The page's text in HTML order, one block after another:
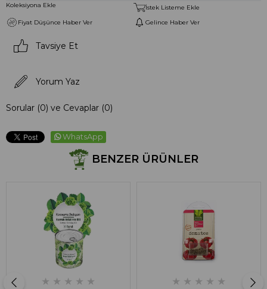
Koleksiyona Ekle
İstek Listeme Ekle
Fiyat Düşünce Haber Ver
Gelince Haber Ver
Tavsiye Et
Yorum Yaz
Sorular (0) ve Cevaplar (0)
WhatsApp
BENZER ÜRÜNLER
★ ★ ★ ★ ★ ★ ★ ★ ★ ★